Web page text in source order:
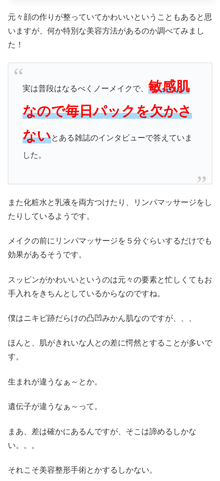
元々顔の作りが整っていてかわいいということもあると思
いますが、何か特別な美容方法があるのか調べてみまし
た！
実は普段はなるべくノーメイクで、 敏感肌
なので毎日パックを欠かさ
ないとある雑誌のインタビューで答えていま
した。
また化粧水と乳液を両方つけたり、リンパマッサージをし
たりしているようです。
メイクの前にリンパマッサージを５分ぐらいするだけでも
効果があるそうです。
スッピンがかわいいというのは元々の要素と忙しくてもお
手入れをきちんとしているからなのですね。
僕はニキビ跡だらけの凸凹みかん肌なのですが、、、
ほんと、肌がきれいな人との差に愕然とすることが多いで
す。
生まれが違うなぁ～とか。
遺伝子が違うなぁ～って。
まあ、差は確かにあるんですが、そこは諦めるしかな
い。。。
それこそ美容整形手術とかするしかない。